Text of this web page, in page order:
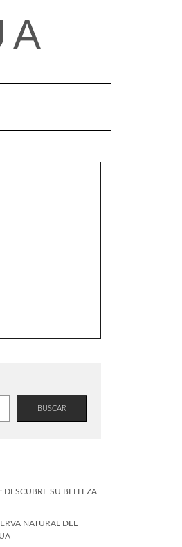
BUSCAR
SU BELLEZA
NATURAL DEL